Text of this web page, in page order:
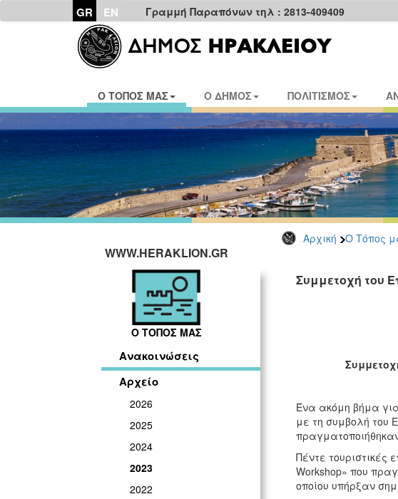
GR EN Γραμμή Παραπόνων τηλ : 2813-409409
Ο ΤΟΠΟΣ ΜΑΣ Ο ΔΗΜΟΣ ΠΟΛΙΤΙΣΜΟΣ
Αρχική Ο Τόπος
WWW.HERAKLION.GR
Ο ΤΟΠΟΣ ΜΑΣ
Ανακοινώσεις
Αρχείο
2026
2025
2024
2023
2022
Συμμετοχή του
Ένα ακόμη βήμα
με τη συμβολή του
Πέντε τουριστικές
Workshop» που
οποίου υπήρξαν